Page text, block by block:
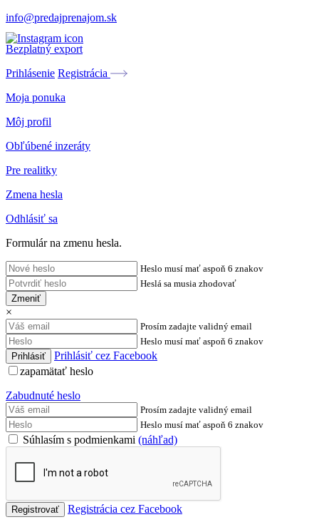
info@predajprenajom.sk
Bezplatný export
Prihlásenie Registrácia
Moja ponuka
Môj profil
Obľúbené inzeráty
Pre realitky
Zmena hesla
Odhlásiť sa
Formulár na zmenu hesla.
Heslo musí mať aspoň 6 znakov
Heslá sa musia zhodovať
Zmeniť
×
Prosím zadajte validný email
Heslo musí mať aspoň 6 znakov
Prihlásiť cez Facebook
zapamätať heslo
Zabudnuté heslo
Prosím zadajte validný email
Heslo musí mať aspoň 6 znakov
Súhlasím s podmienkami (náhľad)
Registrácia cez Facebook